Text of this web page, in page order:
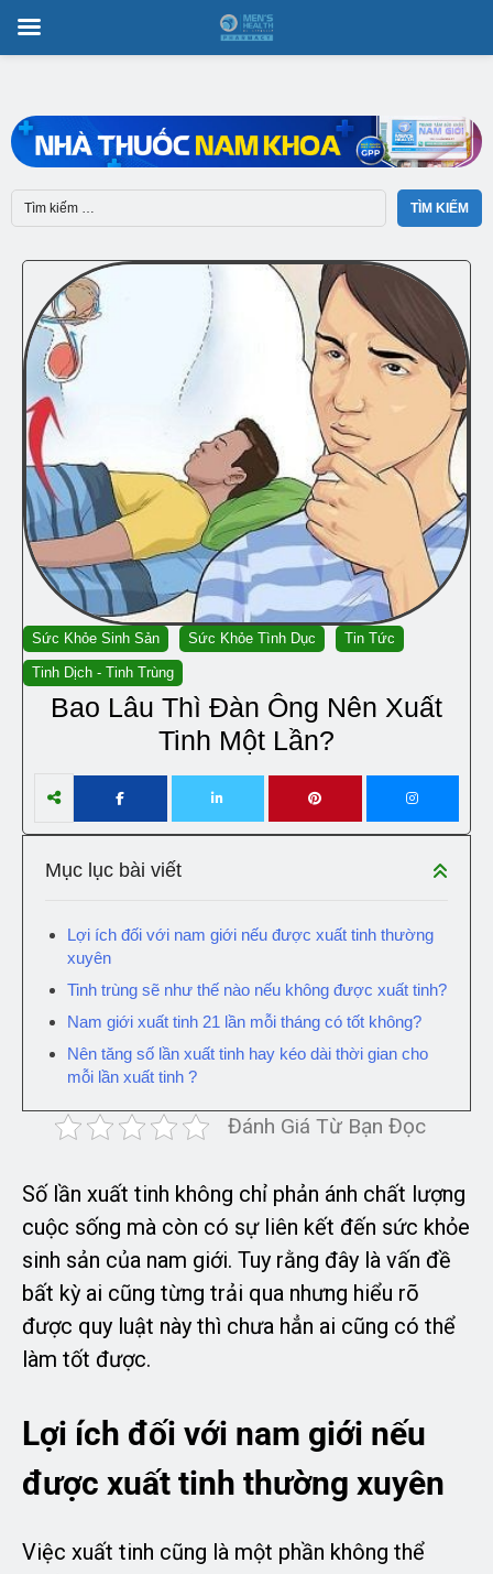
Sức Khỏe Sinh Sản Sức Khỏe Tình Dục Tin Tức
Tinh Dịch - Tinh Trùng
Bao Lâu Thì Đàn Ông Nên Xuất
Tinh Một Lần?
Mục lục bài viết
Lợi ích đối với nam giới nếu được xuất tinh thường
xuyên
Tinh trùng sẽ như thế nào nếu không được xuất tinh?
Nam giới xuất tinh 21 lần mỗi tháng có tốt không?
Nên tăng số lần xuất tinh hay kéo dài thời gian cho
mỗi lần xuất tinh ?
Đánh Giá Từ Bạn Đọc
Số lần xuất tinh không chỉ phản ánh chất lượng
cuộc sống mà còn có sự liên kết đến sức khỏe
sinh sản của nam giới. Tuy rằng đây là vấn đề
bất kỳ ai cũng từng trải qua nhưng hiểu rõ
được quy luật này thì chưa hẳn ai cũng có thể
làm tốt được.
Lợi ích đối với nam giới nếu
được xuất tinh thường xuyên
Việc xuất tinh cũng là một phần không thể